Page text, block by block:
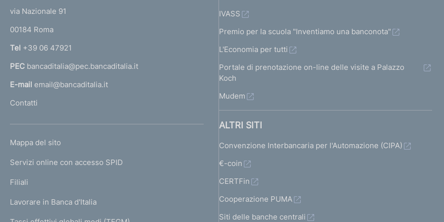
o
f
o
n
d
m
e
n
t
o
:
r
n
a
l
'
m
e
a
g
via Nazionale 91
00184 Roma
Tel +39 06 47921
PEC bancaditalia@pec.bancaditalia.it
E-mail email@bancaditalia.it
Contatti
L
N
K
T
I
Mappa del sito
Servizi online con accesso SPID
Filiali
Lavorare in Banca d'Italia
IVASS
Premio per la scuola "Inventiamo una banconota"
L'Economia per tutti
Portale di prenotazione on-line delle visite a Palazzo
Koch
Mudem
ALTRI SITI
Convenzione Interbancaria per l'Automazione (CIPA)
€-coin
CERTFin
Cooperazione PUMA
Siti delle banche centrali